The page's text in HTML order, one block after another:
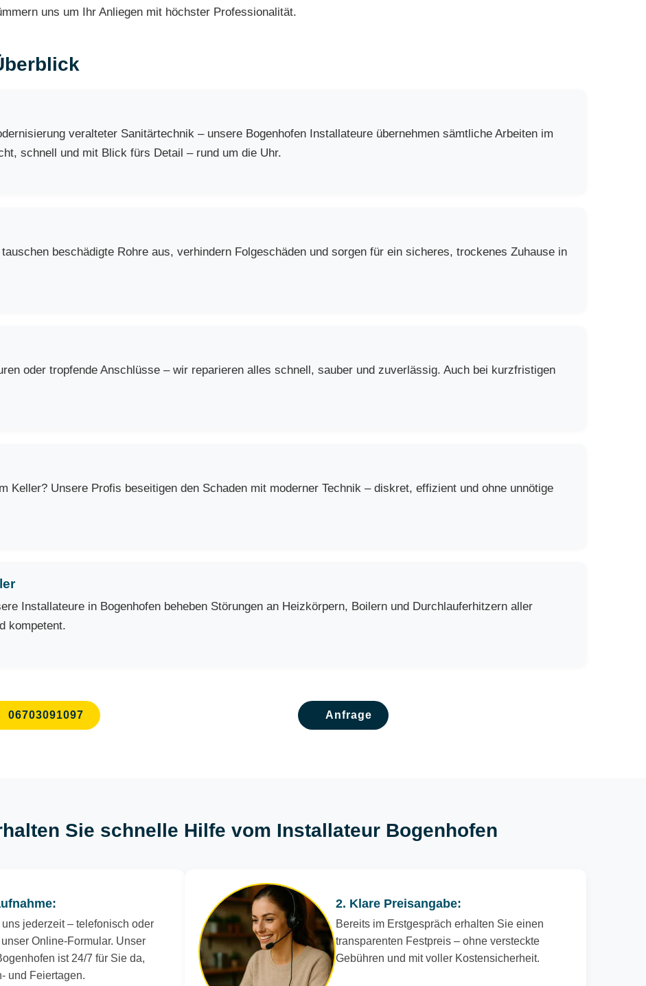
uns um Ihr Anliegen mit höchster Professionalität.
veralteter Sanitärtechnik – unsere Bogenhofen Installateure übernehmen sämtliche Arbeiten im
schnell und mit Blick fürs Detail – rund um die Uhr.
beschädigte Rohre aus, verhindern Folgeschäden und sorgen für ein sicheres, trockenes Zuhause in
oder tropfende Anschlüsse – wir reparieren alles schnell, sauber und zuverlässig. Auch bei kurzfristigen
Keller? Unsere Profis beseitigen den Schaden mit moderner Technik – diskret, effizient und ohne unnötige
Installateure in Bogenhofen beheben Störungen an Heizkörpern, Boilern und Durchlauferhitzern aller
kompetent.
06703091097 Anfrage
Sie schnelle Hilfe vom Installateur Bogenhofen
jederzeit – telefonisch oder
Online-Formular. Unser
ist 24/7 für Sie da,
und Feiertagen.
2. Klare Preisangabe:
Bereits im Erstgespräch erhalten Sie einen
transparenten Festpreis – ohne versteckte
Gebühren und mit voller Kostensicherheit.